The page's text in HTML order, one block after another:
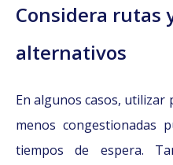
Considera rutas
alternativos
En algunos casos,
menos congestionadas
tiempos de espera.